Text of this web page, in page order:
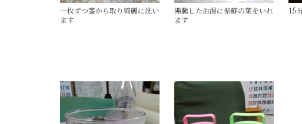
一枚ずつ茎から取り綺麗に洗い
ます
沸騰したお湯に紫蘇の葉をいれ
ます
15